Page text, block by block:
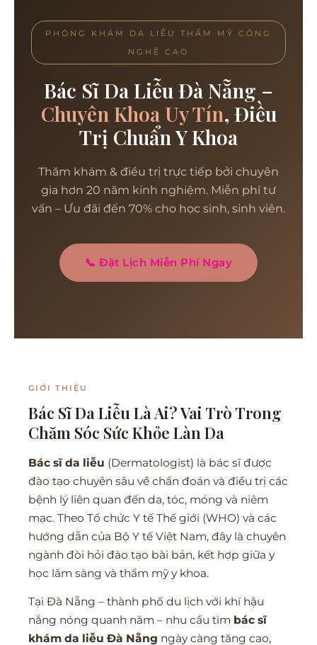
PHÒNG KHÁM DA LIỄU THẨM MỸ CÔNG
NGHỆ CAO
Bác Sĩ Da Liễu Đà Nẵng –
Chuyên Khoa Uy Tín, Điều
Trị Chuẩn Y Khoa
Thăm khám & điều trị trực tiếp bởi chuyên
gia hơn 20 năm kinh nghiệm. Miễn phí tư
vấn – Ưu đãi đến 70% cho học sinh, sinh viên.
📞 Đặt Lịch Miễn Phí Ngay
GIỚI THIỆU
Bác Sĩ Da Liễu Là Ai? Vai Trò Trong
Chăm Sóc Sức Khỏe Làn Da
Bác sĩ da liễu (Dermatologist) là bác sĩ được
đào tạo chuyên sâu về chẩn đoán và điều trị các
bệnh lý liên quan đến da, tóc, móng và niêm
mạc. Theo Tổ chức Y tế Thế giới (WHO) và các
hướng dẫn của Bộ Y tế Việt Nam, đây là chuyên
ngành đòi hỏi đào tạo bài bản, kết hợp giữa y
học lâm sàng và thẩm mỹ y khoa.
Tại Đà Nẵng – thành phố du lịch với khí hậu
nắng nóng quanh năm – nhu cầu tìm bác sĩ
khám da liễu Đà Nẵng ngày càng tăng cao,